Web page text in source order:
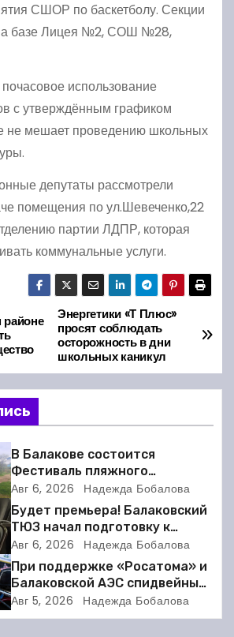
СШОР по баскетболу. Секции
на базе Лицея №2, СОШ №28,
использование
с утверждённым графиком
не мешает проведению школьных
депутаты рассмотрели
помещения по ул.Шевеченко,22
партии ЛДПР, которая
коммунальные услуги.
Энергетики «Т Плюс»
просят соблюдать
осторожность в дни
школьных каникул
В Балакове состоится
Фестиваль пляжного
волейбола
Авг 6, 2026 Надежда Бобалова
Будет премьера! Балаковский
ТЮЗ начал подготовку к
новому театральному сезону
Авг 6, 2026 Надежда Бобалова
При поддержке «Росатома» и
Балаковской АЭС спидвейный
клуб «Турбина» обновил
материально-техническую
Авг 5, 2026 Надежда Бобалова